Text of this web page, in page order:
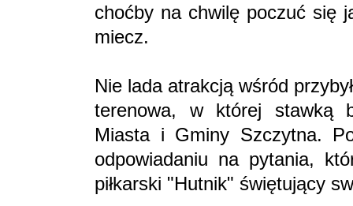
choćby na chwilę poczuć się
miecz.
Nie lada atrakcją wśród
terenowa, w której stawką
Miasta i Gminy Szczytna.
odpowiadaniu na pytania,
piłkarski "Hutnik" świętujący